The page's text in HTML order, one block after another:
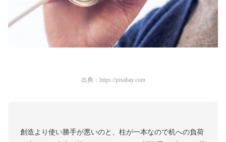
出典： https://pixabay.com
創造より使い勝手が悪いのと、柱が一本なので机への負荷